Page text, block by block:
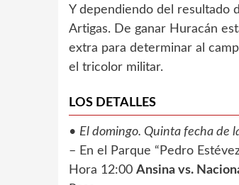
Y dependiendo del resultado
Artigas. De ganar Huracán
extra para determinar al
el tricolor militar.
LOS DETALLES
• El domingo. Quinta fecha de
– En el Parque “Pedro
Hora 12:00 Ansina vs.